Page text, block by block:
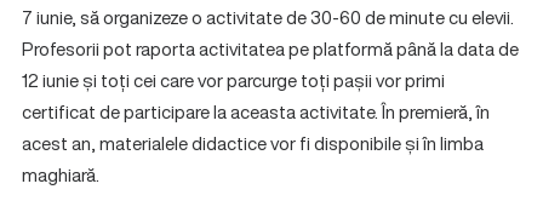
7 iunie, să organizeze o activitate de 30-60 de minute cu elevii.
Profesorii pot raporta activitatea pe platformă până la data de
12 iunie și toți cei care vor parcurge toți pașii vor primi
certificat de participare la aceasta activitate. În premieră, în
acest an, materialele didactice vor fi disponibile și în limba
maghiară.